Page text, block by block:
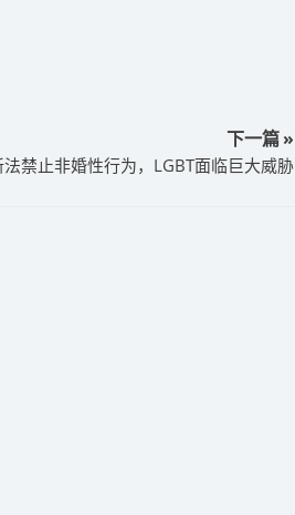
下一篇 »
禁止非婚性行为，LGBT面临巨大威胁